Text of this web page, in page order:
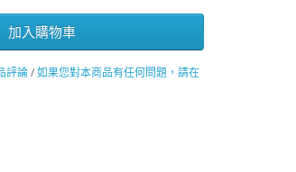
加入購物車
評論/如果您對本商品有任何問題，請在